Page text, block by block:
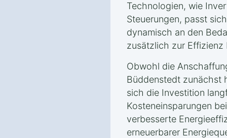
Technologien, wie
Steuerungen, passt
dynamisch an den
zusätzlich zur Effizienz
Obwohl die
Büddenstedt zunächst
sich die Investition
Kosteneinsparungen
verbesserte
erneuerbarer